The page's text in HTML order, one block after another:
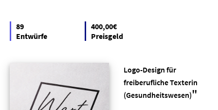
89
Entwürfe
400,00€
Preisgeld
Logo-Design für
freiberufliche Texterin
(Gesundheitswesen)"